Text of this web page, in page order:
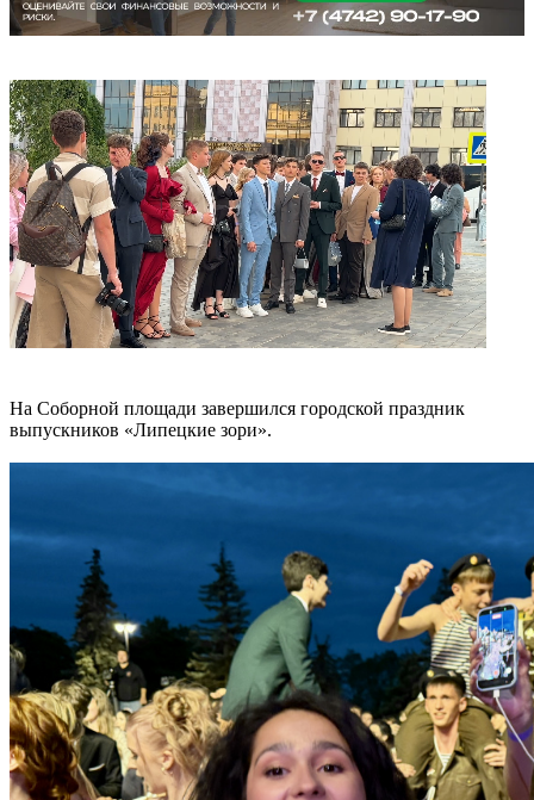
На Соборной площади завершился городской праздник
выпускников «Липецкие зори».